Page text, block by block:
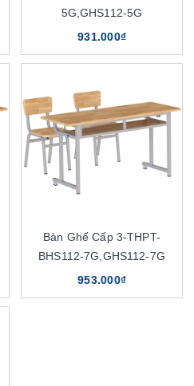
5G,GHS112-5G
931.000₫
Bàn Ghế Cấp 3-THPT-
BHS112-7G,GHS112-7G
953.000₫